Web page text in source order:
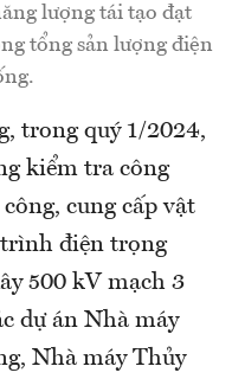
lượng tái tạo đạt
tổng sản lượng điện
trong quý 1/2024,
kiểm tra công
cung cấp vật
điện trọng
500 kV mạch 3
dự án Nhà máy
Nhà máy Thủy